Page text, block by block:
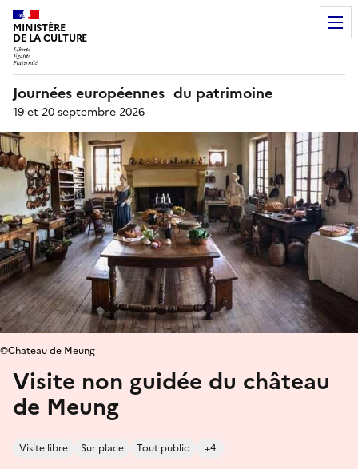
MINISTÈRE
DE LA CULTURE
Journées européennes du patrimoine
19 et 20 septembre 2026
Visite non guidée du château
de Meung
Visite libre Sur place Tout public +4
©Chateau de Meung